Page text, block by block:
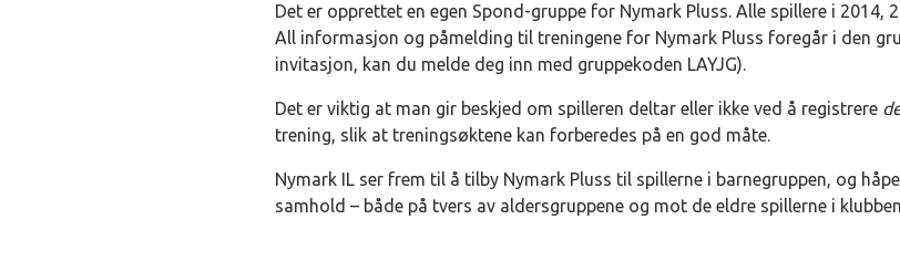
Det er opprettet en egen Spond-gruppe for Nymark Pluss. Alle spillere i
All informasjon og påmelding til treningene for Nymark Pluss foregår i den
invitasjon, kan du melde deg inn med gruppekoden LAYJG).
Det er viktig at man gir beskjed om spilleren deltar eller ikke ved å registrere
trening, slik at treningsøktene kan forberedes på en god måte.
Nymark IL ser frem til å tilby Nymark Pluss til spillerne i barnegruppen, og
samhold – både på tvers av aldersgruppene og mot de eldre spillerne i